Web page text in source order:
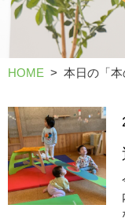
HOME 本日の「本